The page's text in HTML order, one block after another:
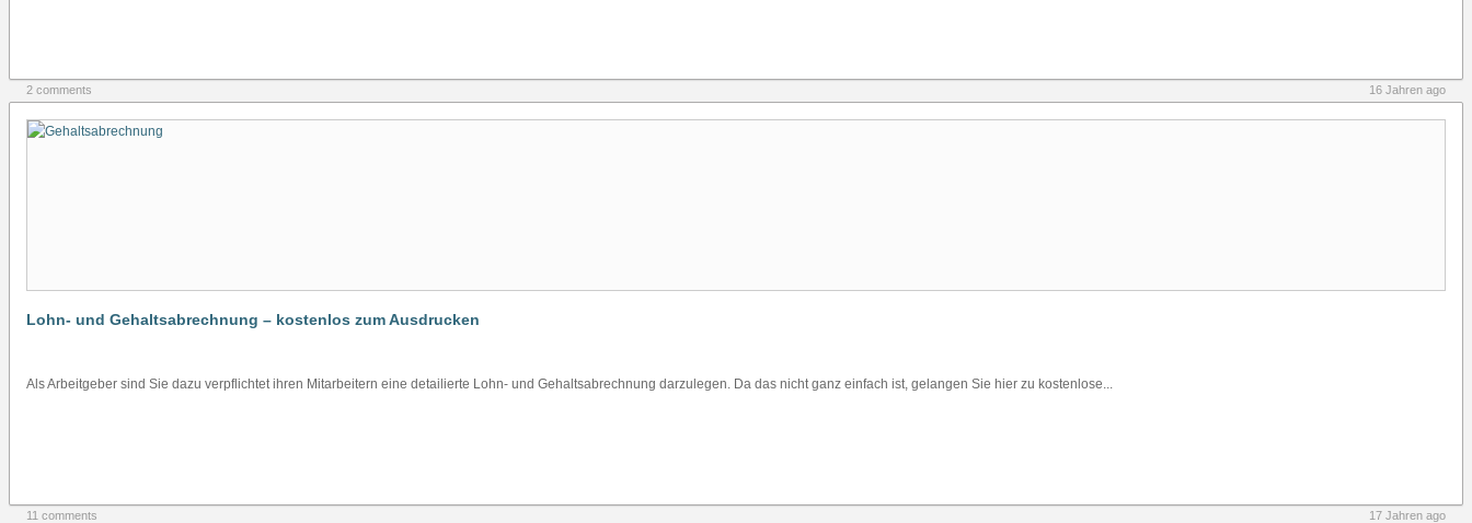
2 comments 16 Jahren ago
Lohn- und Gehaltsabrechnung – kostenlos zum Ausdrucken
Als Arbeitgeber sind Sie dazu verpflichtet ihren Mitarbeitern eine detailierte Lohn- und Gehaltsabrechnung darzulegen. Da das nicht ganz einfach ist, gelangen Sie hier zu kostenlose...
11 comments 17 Jahren ago